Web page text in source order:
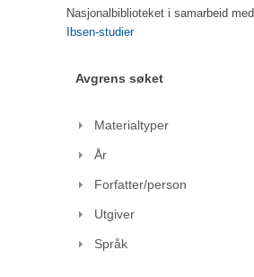
Nasjonalbiblioteket i samarbeid med
Ibsen-studier
Avgrens søket
Materialtyper
År
Forfatter/person
Utgiver
Språk